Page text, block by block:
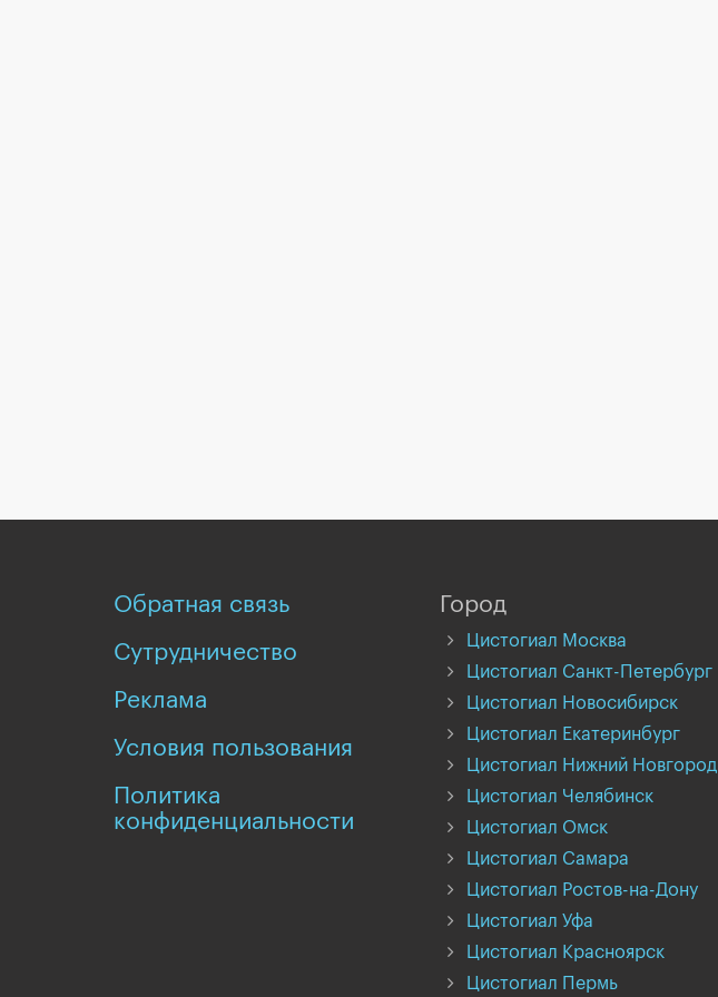
Обратная связь
Сутрудничество
Реклама
Условия пользования
Политика
конфиденциальности
Город
Цистогиал Москва
Цистогиал Санкт-Петербург
Цистогиал Новосибирск
Цистогиал Екатеринбург
Цистогиал Нижний Новгород
Цистогиал Челябинск
Цистогиал Омск
Цистогиал Самара
Цистогиал Ростов-на-Дону
Цистогиал Уфа
Цистогиал Красноярск
Цистогиал Пермь